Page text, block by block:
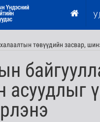
төвүүдийн засвар,
асуудлыг